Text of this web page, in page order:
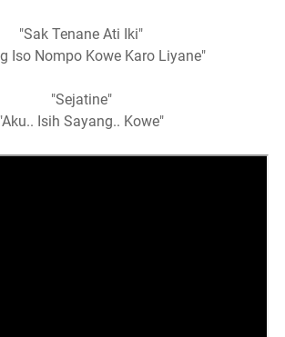
"Sak Tenane Ati Iki"
Iso Nompo Kowe Karo Liyane"
"Sejatine"
"Aku.. Isih Sayang.. Kowe"